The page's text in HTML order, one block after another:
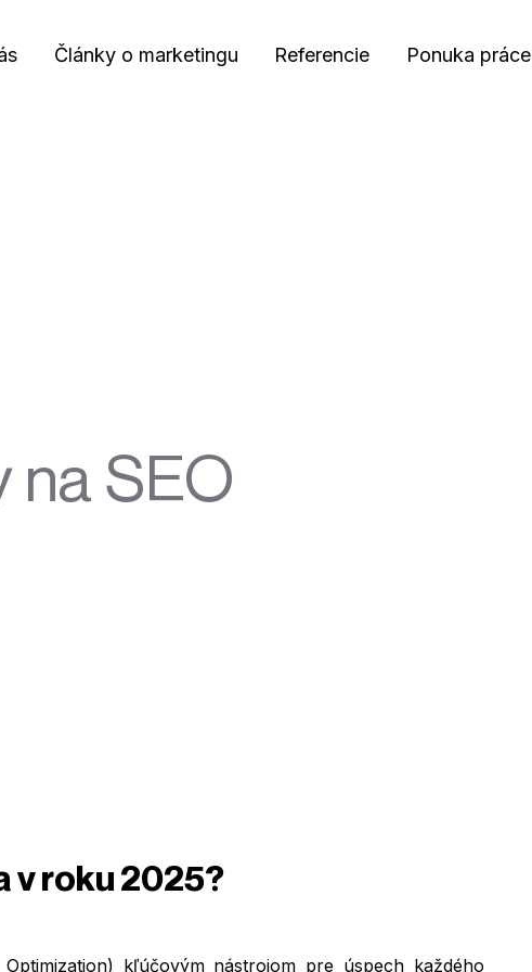
Články o marketingu Referencie Ponuka práce
na SEO
v roku 2025?
kľúčovým nástrojom pre úspech každého